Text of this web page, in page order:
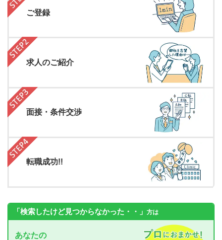
ご登録
求人のご紹介
面接・条件交渉
転職成功!!
「検索したけど見つからなかった・・」 方は
あなたの